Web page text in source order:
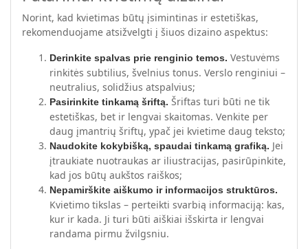
Norint, kad kvietimas būtų įsimintinas ir estetiškas,
rekomenduojame atsižvelgti į šiuos dizaino aspektus:
Derinkite spalvas prie renginio temos. Vestuvėms
rinkitės subtilius, švelnius tonus. Verslo renginiui –
neutralius, solidžius atspalvius;
Pasirinkite tinkamą šriftą. Šriftas turi būti ne tik
estetiškas, bet ir lengvai skaitomas. Venkite per
daug įmantrių šriftų, ypač jei kvietime daug teksto;
Naudokite kokybišką, spaudai tinkamą grafiką. Jei
įtraukiate nuotraukas ar iliustracijas, pasirūpinkite,
kad jos būtų aukštos raiškos;
Nepamirškite aiškumo ir informacijos struktūros.
Kvietimo tikslas – perteikti svarbią informaciją: kas,
kur ir kada. Ji turi būti aiškiai išskirta ir lengvai
randama pirmu žvilgsniu.